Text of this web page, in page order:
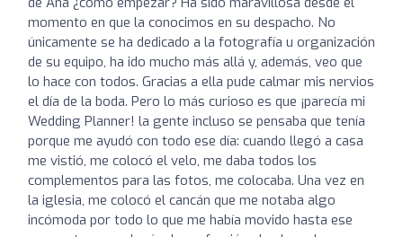
momento en que la conocimos en su despacho. No
únicamente se ha dedicado a la fotografía u organización
de su equipo, ha ido mucho más allá y, además, veo que
lo hace con todos. Gracias a ella pude calmar mis nervios
el día de la boda. Pero lo más curioso es que ¡parecía mi
Wedding Planner! la gente incluso se pensaba que tenía
porque me ayudó con todo ese día: cuando llegó a casa
me vistió, me colocó el velo, me daba todos los
complementos para las fotos, me colocaba. Una vez en
la iglesia, me colocó el cancán que me notaba algo
incómoda por todo lo que me había movido hasta ese